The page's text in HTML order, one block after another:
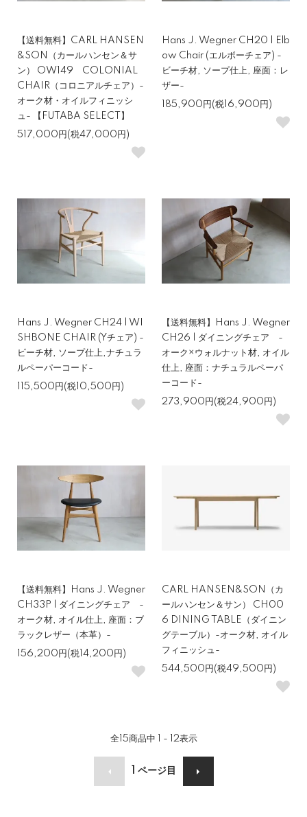
【送料無料】CARL HANSEN
&SON（カールハンセン＆サ
ン） OW149 COLONIAL
CHAIR（コロニアルチェア）-
オーク材・オイルフィニッシ
ュ- 【FUTABA SELECT】
517,000円(税47,000円)
Hans J. Wegner CH20 | Elb
ow Chair (エルボーチェア) -
ビーチ材, ソープ仕上, 座面：レ
ザー-
185,900円(税16,900円)
Hans J. Wegner CH24 | WI
SHBONE CHAIR (Yチェア) -
ビーチ材, ソープ仕上,ナチュラ
ルペーパーコード-
115,500円(税10,500円)
【送料無料】Hans J. Wegner
CH26 | ダイニングチェア -
オーク×ウォルナット材, オイル
仕上, 座面：ナチュラルペーパ
ーコード-
273,900円(税24,900円)
【送料無料】Hans J. Wegner
CH33P | ダイニングチェア -
オーク材, オイル仕上, 座面：ブ
ラックレザー（本革）-
156,200円(税14,200円)
CARL HANSEN&SON（カ
ールハンセン＆サン） CH00
6 DINING TABLE（ダイニン
グテーブル）-オーク材, オイル
フィニッシュ-
544,500円(税49,500円)
全15商品中 1 - 12表示
1 ページ目